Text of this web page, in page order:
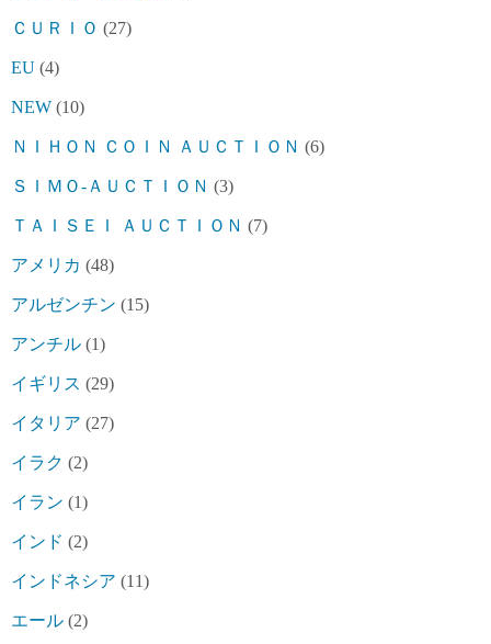
ＣＵＲＩＯ (27)
EU (4)
NEW (10)
ＮＩＨＯＮ ＣＯＩＮ ＡＵＣＴＩＯＮ (6)
ＳＩＭＯ-ＡＵＣＴＩＯＮ (3)
ＴＡＩＳＥＩ ＡＵＣＴＩＯＮ (7)
アメリカ (48)
アルゼンチン (15)
アンチル (1)
イギリス (29)
イタリア (27)
イラク (2)
イラン (1)
インド (2)
インドネシア (11)
エール (2)